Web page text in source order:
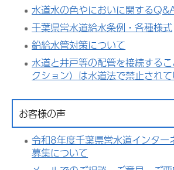
水道水の色やにおいに関する
千葉県営水道給水条例・各種様式
鉛給水管対策について
水道と井戸等の配管を接続する
クション）は水道法で禁止されて
お客様の声
令和8年度千葉県営水道インター
募集について